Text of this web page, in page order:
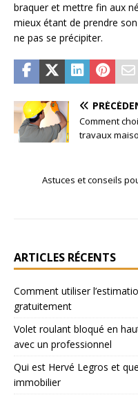
braquer et mettre fin aux
mieux étant de prendre
ne pas se précipiter.
Comment
travaux
Astuces et conseils
ARTICLES RÉCENTS
Comment utiliser
gratuitement
Volet roulant bloqué en
avec un professionnel
Qui est Hervé Legros et
immobilier